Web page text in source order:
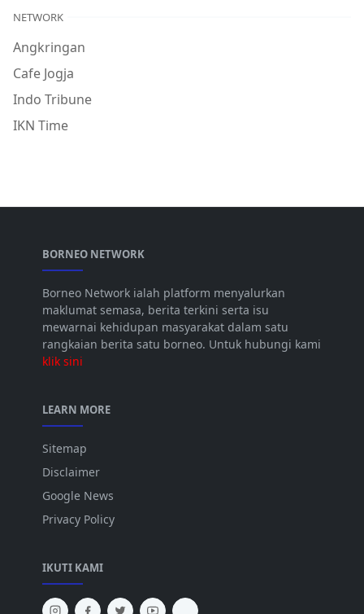
NETWORK
Angkringan
Cafe Jogja
Indo Tribune
IKN Time
BORNEO NETWORK
Borneo Network ialah platform menyalurkan
maklumat semasa, berita terkini serta isu
mewarnai kehidupan masyarakat dalam satu
rangkaian berita satu borneo. Untuk hubungi kami
klik sini
LEARN MORE
Sitemap
Disclaimer
Google News
Privacy Policy
IKUTI KAMI